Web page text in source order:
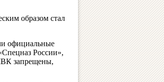
образом стал
официальные
России»,
запрещены,